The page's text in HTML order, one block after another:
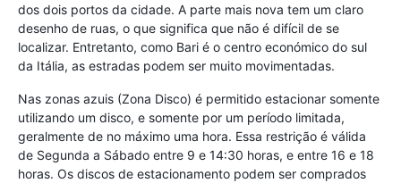
dos dois portos da cidade. A parte mais nova tem um claro
desenho de ruas, o que significa que não é difícil de se
localizar. Entretanto, como Bari é o centro económico do sul
da Itália, as estradas podem ser muito movimentadas.
Nas zonas azuis (Zona Disco) é permitido estacionar somente
utilizando um disco, e somente por um período limitada,
geralmente de no máximo uma hora. Essa restrição é válida
de Segunda a Sábado entre 9 e 14:30 horas, e entre 16 e 18
horas. Os discos de estacionamento podem ser comprados